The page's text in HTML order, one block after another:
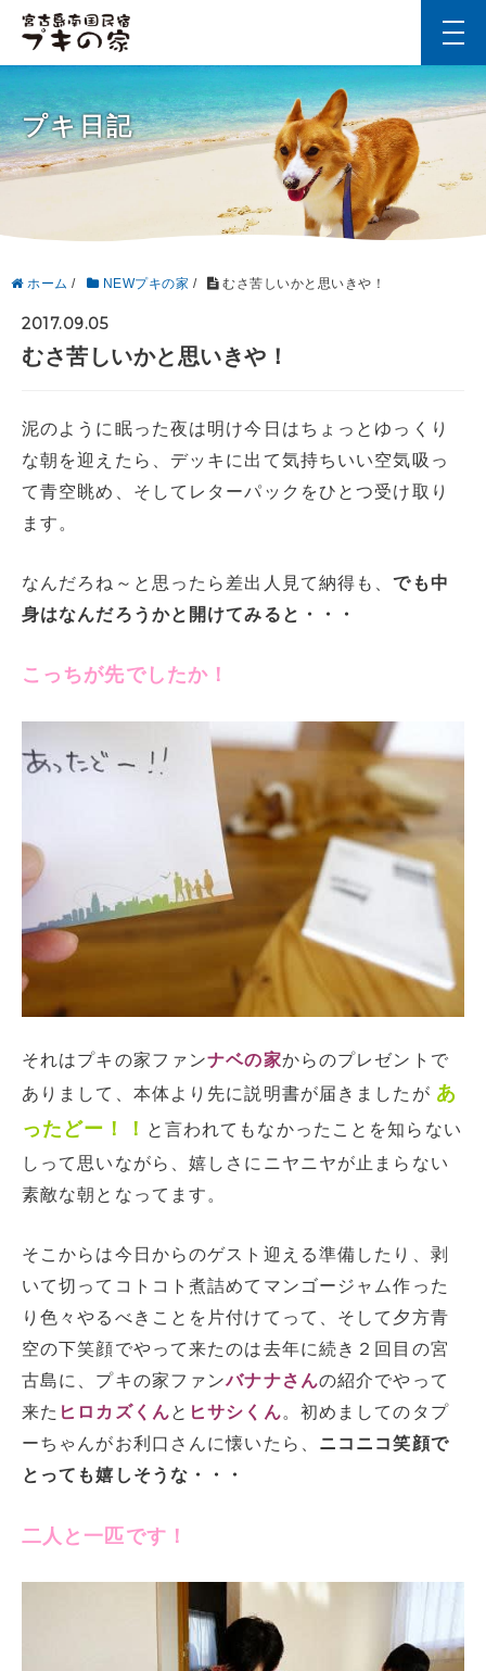
プキ日記
ホーム / NEWプキの家 / むさ苦しいかと思いきや！
2017.09.05
むさ苦しいかと思いきや！
泥のように眠った夜は明け今日はちょっとゆっくり
な朝を迎えたら、デッキに出て気持ちいい空気吸っ
て青空眺め、そしてレターパックをひとつ受け取り
ます。
なんだろね～と思ったら差出人見て納得も、でも中
身はなんだろうかと開けてみると・・・
こっちが先でしたか！
それはプキの家ファンナベの家からのプレゼントで
ありまして、本体より先に説明書が届きましたが あ
ったどー！！ と言われてもなかったことを知らない
しって思いながら、嬉しさにニヤニヤが止まらない
素敵な朝となってます。
そこからは今日からのゲスト迎える準備したり、剥
いて切ってコトコト煮詰めてマンゴージャム作った
り色々やるべきことを片付けてって、そして夕方青
空の下笑顔でやって来たのは去年に続き２回目の宮
古島に、プキの家ファンバナナさんの紹介でやって
来た ヒロカズくんと ヒサシくん。初めましてのタプ
ーちゃんがお利口さんに懐いたら、 ニコニコ笑顔で
とっても嬉しそうな・・・
二人と一匹です！
t
o
g
g
l
v
a